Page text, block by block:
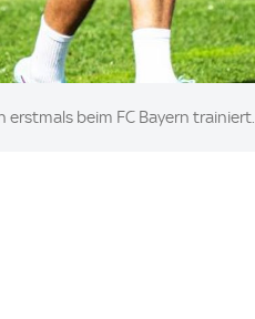
beim FC Bayern trainiert.